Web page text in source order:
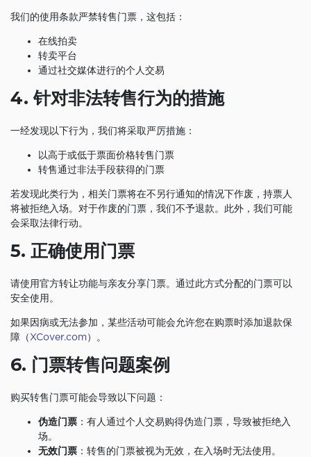
我们的使用条款严禁转售门票，这包括：
在线拍卖
转卖平台
通过社交媒体进行的个人交易
4. 针对非法转售行为的措施
一经发现以下行为，我们将采取严厉措施：
以高于或低于票面价格转售门票
转售通过非法手段获得的门票
若发现此类行为，相关门票将在不另行通知的情况下作废，持票人
将被拒绝入场。对于作废的门票，我们不予退款。此外，我们可能
会采取法律行动。
5. 正确使用门票
请使用官方转让功能与亲友分享门票。通过此方式分配的门票可以
安全使用。
如果因病或无法参加，某些活动可能会允许您在购票时添加退款保
障（XCover.com）。
6. 门票转售问题案例
购买转售门票可能会导致以下问题：
伪造门票 ：有人通过个人交易购得伪造门票，导致被拒绝入
场。
无效门票 ：转售的门票被视为无效，在入场时无法使用。